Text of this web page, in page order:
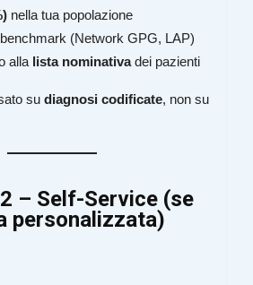
nella tua popolazione
(Network GPG, LAP)
alla lista nominativadei pazienti
sudiagnosi codificate, non su
– Self-Service (se
personalizzata)